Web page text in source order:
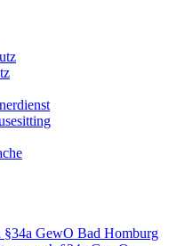
§34a GewO Bad Homburg